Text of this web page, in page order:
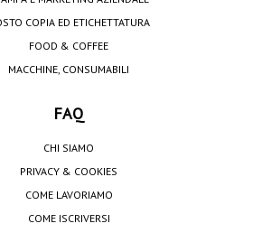
COPIA ED ETICHETTATURA
FOOD & COFFEE
MACCHINE, CONSUMABILI
FAQ
CHI SIAMO
PRIVACY & COOKIES
COME LAVORIAMO
COME ISCRIVERSI